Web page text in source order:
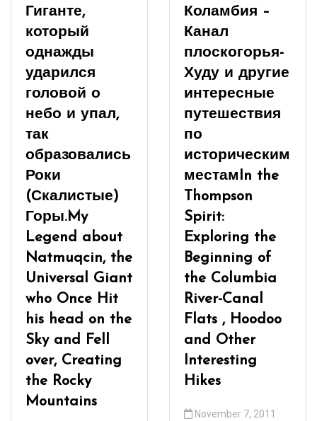
Гиганте,
который
однажды
ударился
головой о
небо и упал,
так
образовались
Роки
(Скалистые)
Горы.My
Legend about
Natmuqcin, the
Universal Giant
who Once Hit
his head on the
Sky and Fell
over, Creating
the Rocky
Mountains
Коламбия –
Канал
плоскогорья-
Худу и другие
интересные
путешествия
по
историческим
местамIn the
Thompson
Spirit:
Exploring the
Beginning of
the Columbia
River-Canal
Flats , Hoodoo
and Other
Interesting
Hikes
November 7, 2011